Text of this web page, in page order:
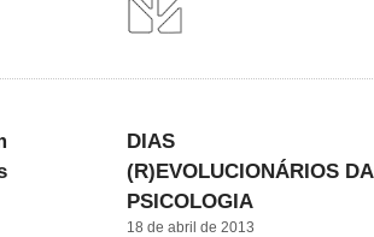
DIAS
(R)EVOLUCIONÁRIOS DA
PSICOLOGIA
18 de abril de 2013